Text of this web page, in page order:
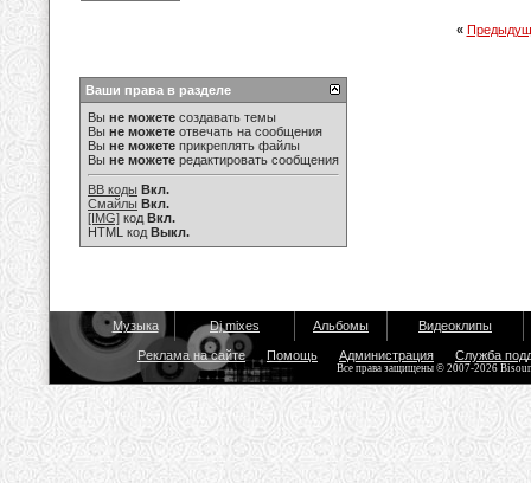
«
Ваши права в разделе
Вы не можете создавать темы
Вы не можете отвечать на сообщения
Вы не можете прикреплять файлы
Вы не можете редактировать сообщения
BB коды Вкл.
Смайлы Вкл.
[IMG] код Вкл.
HTML код Выкл.
Музыка Dj mixes Альбомы Видеоклипы
Реклама на сайте Помощь Администрация Служба
Все права защищены © 2007-2026